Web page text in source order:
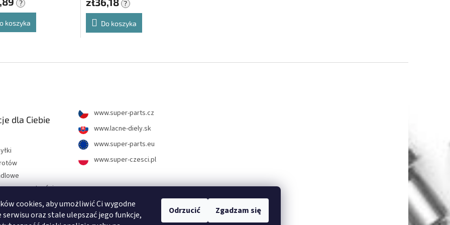
cookies, aby umożliwić Ci wygodne
oraz stale ulepszać jego funkcje,
Odrzucić Zgadzam się
?
koszyka
?
Do koszyka
dla Ciebie
prywatności
www.super-parts.cz
www.lacne-diely.sk
www.super-parts.eu
www.super-czesci.pl